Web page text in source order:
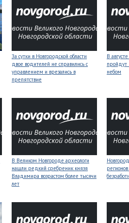
За сутки в Новгородской области
двое водителей не справились с
управлением и врезались в
препятствие
В
небом
В Великом Новгороде археологи
нашли редкий сребреник князя
Владимира возрастом более тысячи
лет